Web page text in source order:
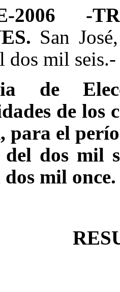
2006 -
San
dos mil
de
de los
el
del dos mil
mil once.